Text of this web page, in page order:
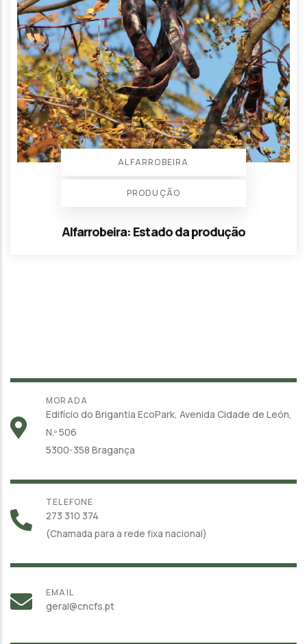
ALFARROBEIRA
PRODUÇÃO
Alfarrobeira: Estado da produção
MORADA
Edifício do Brigantia EcoPark, Avenida Cidade de León,
N.º 506
5300-358 Bragança
TELEFONE
273 310 374
(Chamada para a rede fixa nacional)
EMAIL
geral@cncfs.pt